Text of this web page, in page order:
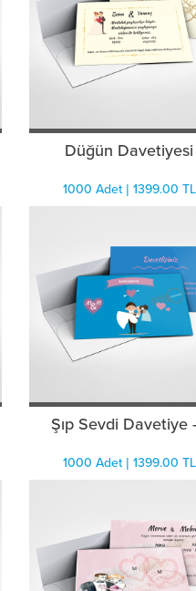
Düğün Davetiyesi
1000 Adet | 1399.00 TL
Şıp Sevdi Davetiye
1000 Adet | 1399.00 TL